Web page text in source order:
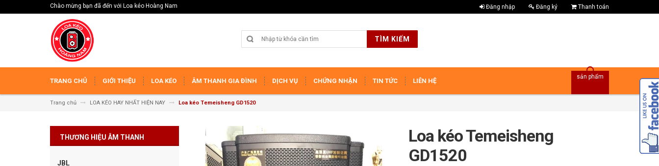
Chào mừng bạn đã đến với Loa kéo Hoàng Nam Đăng nhập Đăng ký Thanh toán
TÌM KIẾM
TRANG CHỦ GIỚI THIỆU LOA KÉO ÂM THANH GIA ĐÌNH DỊCH VỤ CHỨNG NHẬN TIN TỨC LIÊN HỆ
sản phẩm
Trang chủ LOA KÉO HAY NHẤT HIỆN NAY Loa kéo Temeisheng GD1520
Loa kéo Temeisheng
GD1520
THƯƠNG HIỆU ÂM THANH
JBL